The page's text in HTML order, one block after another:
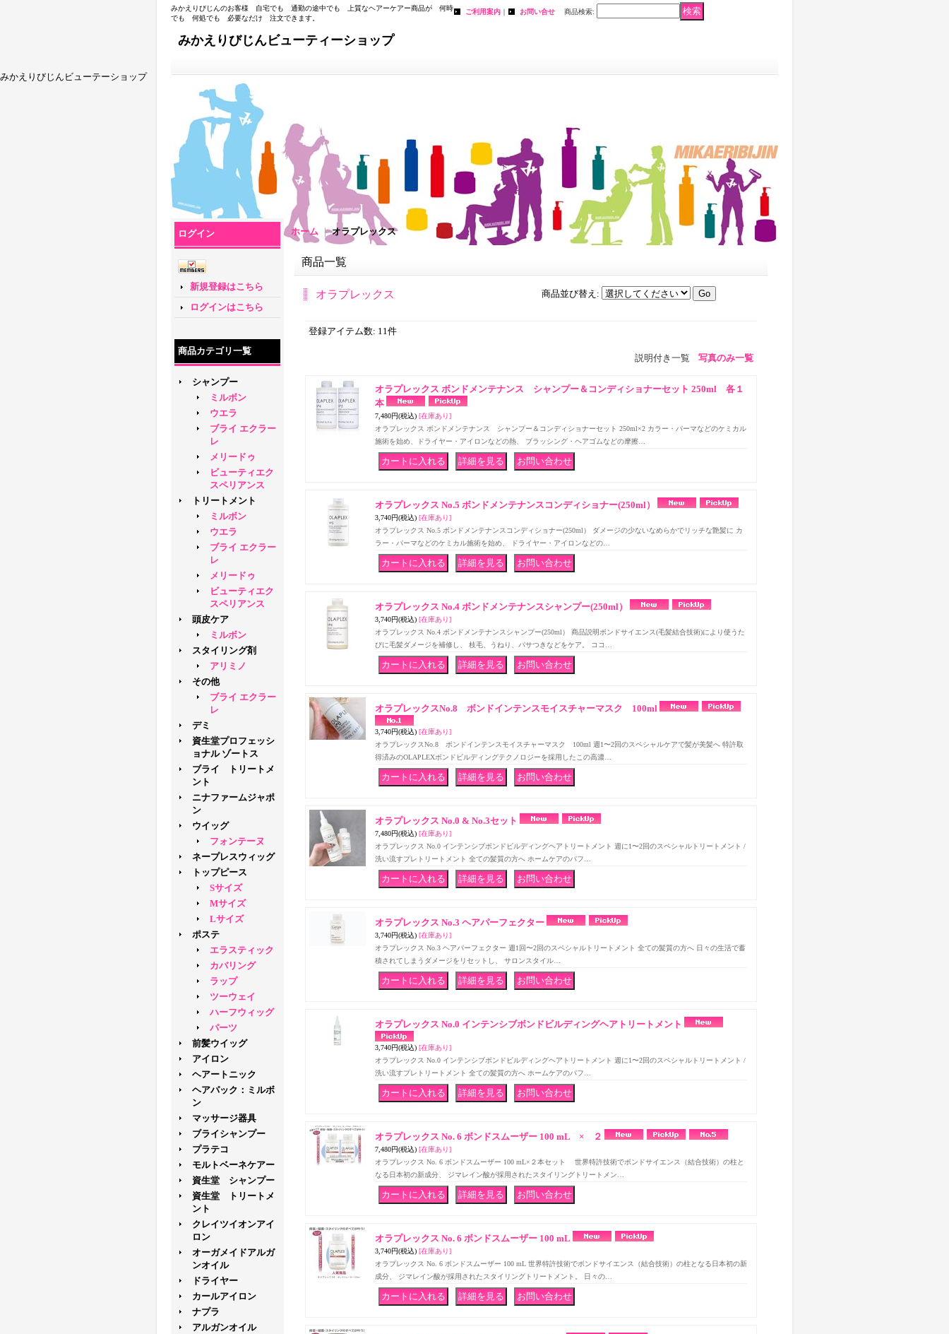
みかえりびじんビューテーショップ
みかえりびじんのお客様 自宅でも 通勤の途中でも 上質なヘアーケアー商品が 何時
でも 何処でも 必要なだけ 注文できます。
みかえりびじんビューティーショップ
ご利用案内 ｜ お問い合せ 商品検索:
ログイン
新規登録はこちら
ログインはこちら
商品カテゴリ一覧
シャンプー
ミルボン
ウエラ
ブライ エクラー
レ
メリードゥ
ビューティエク
スペリアンス
トリートメント
ミルボン
ウエラ
ブライ エクラー
レ
メリードゥ
ビューティエク
スペリアンス
頭皮ケア
ミルボン
スタイリング剤
アリミノ
その他
ブライ エクラー
レ
デミ
資生堂プロフェッシ
ョナル ゾートス
ブライ トリートメ
ント
ニナファームジャポ
ン
ウイッグ
フォンテーヌ
ネープレスウィッグ
トップピース
Sサイズ
Mサイズ
Lサイズ
ポステ
エラスティック
カバリング
ラップ
ツーウェイ
ハーフウィッグ
パーツ
前髪ウイッグ
アイロン
ヘアートニック
ヘアパック：ミルボ
ン
マッサージ器具
ブライシャンプー
プラテコ
モルトベーネケアー
資生堂 シャンプー
資生堂 トリートメ
ント
クレイツイオンアイ
ロン
オーガメイドアルガ
ンオイル
ドライヤー
カールアイロン
ナプラ
アルガンオイル
ホーム ｜オラプレックス
商品一覧
オラプレックス 商品並び替え :
登録アイテム数: 11件
説明付き一覧 写真のみ一覧
オラプレックス ボンドメンテナンス シャンプー＆コンディショナーセット 250ml 各１
本
7,480円(税込) [在庫あり]
オラプレックス ボンドメンテナンス シャンプー＆コンディショナーセット 250ml×2 カラー・パーマなどのケミカル
施術を始め、ドライヤー・アイロンなどの熱、 ブラッシング・ヘアゴムなどの摩擦…
オラプレックス No.5 ボンドメンテナンスコンディショナー(250ml）
3,740円(税込) [在庫あり]
オラプレックス No.5 ボンドメンテナンスコンディショナー(250ml） ダメージの少ないなめらかでリッチな艶髪に カ
ラー・パーマなどのケミカル施術を始め、 ドライヤー・アイロンなどの…
オラプレックス No.4 ボンドメンテナンスシャンプー(250ml）
3,740円(税込) [在庫あり]
オラプレックス No.4 ボンドメンテナンスシャンプー(250ml） 商品説明ボンドサイエンス(毛髪結合技術)により使うた
びに毛髪ダメージを補修し、 枝毛、うねり、パサつきなどをケア。 ココ…
オラプレックスNo.8 ボンドインテンスモイスチャーマスク 100ml
3,740円(税込) [在庫あり]
オラプレックスNo.8 ボンドインテンスモイスチャーマスク 100ml 週1〜2回のスペシャルケアで髪が美髪へ 特許取
得済みのOLAPLEXボンドビルディングテクノロジーを採用したこの高濃…
オラプレックス No.0 & No.3セット
7,480円(税込) [在庫あり]
オラプレックス No.0 インテンシブボンドビルディングヘアトリートメント 週に1〜2回のスペシャルトリートメント /
洗い流すプレトリートメント 全ての髪質の方へ ホームケアのパフ…
オラプレックス No.3 ヘアパーフェクター
3,740円(税込) [在庫あり]
オラプレックス No.3 ヘアパーフェクター 週1回〜2回のスペシャルトリートメント 全ての髪質の方へ 日々の生活で蓄
積されてしまうダメージをリセットし、 サロンスタイル…
オラプレックス No.0 インテンシブボンドビルディングヘアトリートメント
3,740円(税込) [在庫あり]
オラプレックス No.0 インテンシブボンドビルディングヘアトリートメント 週に1〜2回のスペシャルトリートメント /
洗い流すプレトリートメント 全ての髪質の方へ ホームケアのパフ…
オラプレックス No. 6 ボンドスムーザー 100 mL × ２
7,480円(税込) [在庫あり]
オラプレックス No. 6 ボンドスムーザー 100 mL×２本セット 世界特許技術でボンドサイエンス（結合技術）の柱と
なる日本初の新成分、 ジマレイン酸が採用されたスタイリングトリートメン…
オラプレックス No. 6 ボンドスムーザー 100 mL
3,740円(税込) [在庫あり]
オラプレックス No. 6 ボンドスムーザー 100 mL 世界特許技術でボンドサイエンス（結合技術）の柱となる日本初の新
成分、 ジマレイン酸が採用されたスタイリングトリートメント。 日々の…